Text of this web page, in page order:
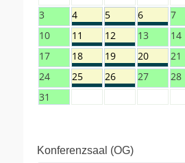
3
4 5 6 7
10
11 12 13 14
17
18 19 20 21
24
25 26 27 28
31
Konferenzsaal (OG)